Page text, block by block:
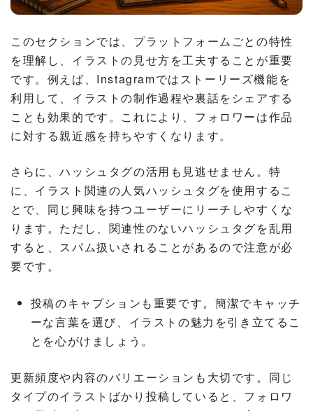
このセクションでは、プラットフォームごとの特性
を理解し、イラストの見せ方を工夫することが重要
です。例えば、Instagramではストーリーズ機能を
利用して、イラストの制作過程や裏話をシェアする
ことも効果的です。これにより、フォロワーは作品
に対する親近感を持ちやすくなります。
さらに、ハッシュタグの活用も見逃せません。特
に、イラスト関連の人気ハッシュタグを使用するこ
とで、同じ興味を持つユーザーにリーチしやすくな
ります。ただし、関連性のないハッシュタグを乱用
すると、スパム扱いされることがあるので注意が必
要です。
投稿のキャプションも重要です。簡潔でキャッチ
ーな言葉を選び、イラストの魅力を引き立てるこ
とを心がけましょう。
更新頻度や内容のバリエーションも大切です。同じ
タイプのイラストばかり投稿していると、フォロワ